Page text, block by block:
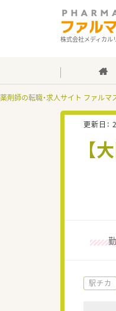
株式会社メディカル
薬剤師の転職・求人サイト ファルマ
更新日：
【
駅チカ